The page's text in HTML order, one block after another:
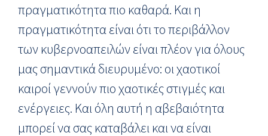
πραγματικότητα πιο καθαρά. Και η
πραγματικότητα είναι ότι το περιβάλλον
των κυβερνοαπειλών είναι πλέον για όλους
μας σημαντικά διευρυμένο: οι χαοτικοί
καιροί γεννούν πιο χαοτικές στιγμές και
ενέργειες. Και όλη αυτή η αβεβαιότητα
μπορεί να σας καταβάλει και να είναι